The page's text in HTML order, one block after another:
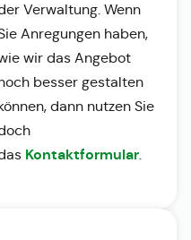
Verwaltung. Wenn
Anregungen haben,
wir das Angebot
besser gestalten
dann nutzen Sie
Kontaktformular.